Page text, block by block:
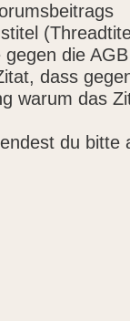
gegen die
dass
warum das
du bitte